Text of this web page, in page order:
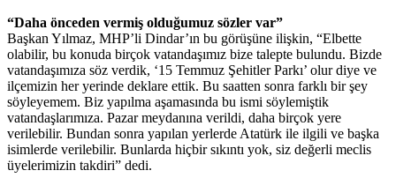
“Daha önceden vermiş olduğumuz sözler var”
Başkan Yılmaz, MHP’li Dindar’ın bu görüşüne ilişkin, “Elbette
olabilir, bu konuda birçok vatandaşımız bize talepte bulundu. Bizde
vatandaşımıza söz verdik, ‘15 Temmuz Şehitler Parkı’ olur diye ve
ilçemizin her yerinde deklare ettik. Bu saatten sonra farklı bir şey
söyleyemem. Biz yapılma aşamasında bu ismi söylemiştik
vatandaşlarımıza. Pazar meydanına verildi, daha birçok yere
verilebilir. Bundan sonra yapılan yerlerde Atatürk ile ilgili ve başka
isimlerde verilebilir. Bunlarda hiçbir sıkıntı yok, siz değerli meclis
üyelerimizin takdiri” dedi.